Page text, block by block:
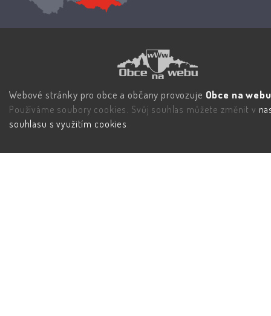
Webové stránky pro obce a občany provozuje Obce na
Používáme soubory cookies. Svůj souhlas můžete změnit v
souhlasu s využitím cookies.